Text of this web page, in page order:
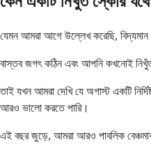
যেমন আমরা আগে উল্লেখ করেছি, বিদ্যমান
বাস্তব জগৎ কঠিন এবং আপনি কখনোই নিখুঁত
তাই যখন আমরা দেখি যে অগাস্ট একটি
আরও ভালো করতে পারি।
এই বছর জুড়ে, আমরা আরও পাবলিক